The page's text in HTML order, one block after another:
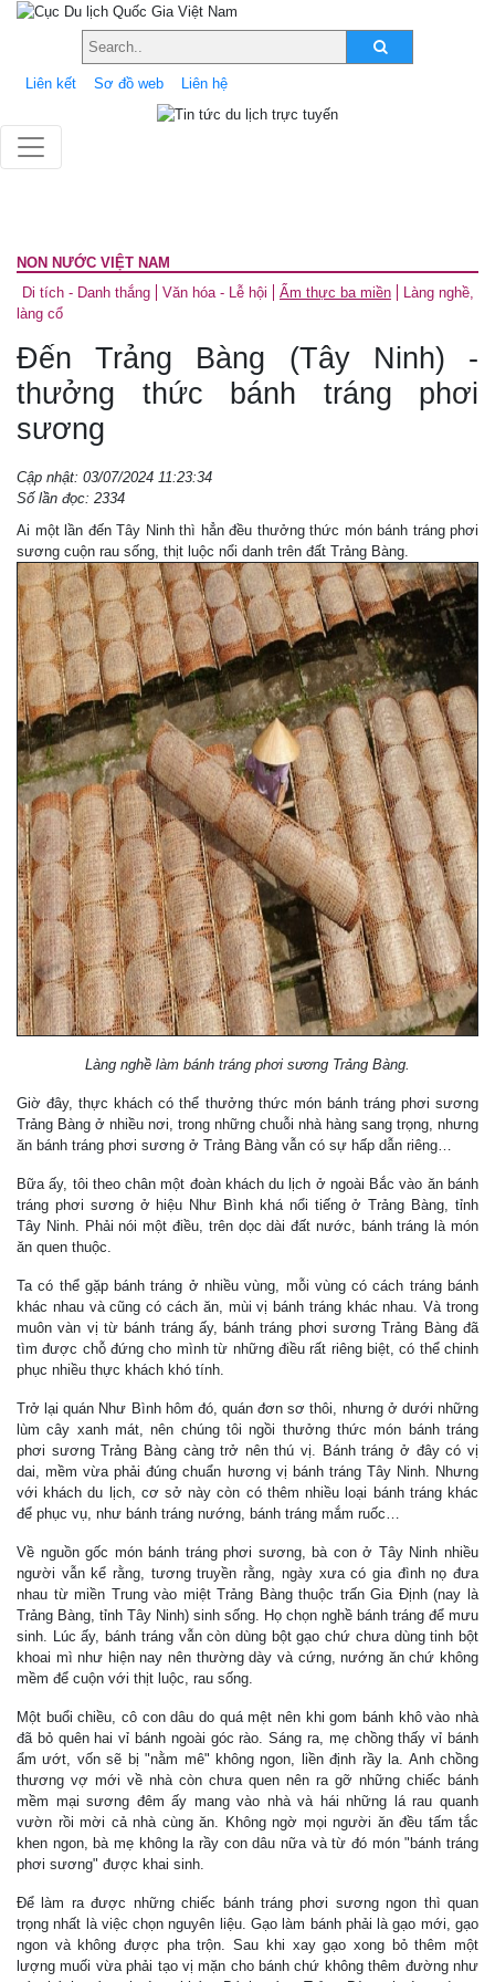
Liên kết Sơ đồ web Liên hệ
NON NƯỚC VIỆT NAM
Di tích - Danh thắng
Văn hóa - Lễ hội Ẩm thực ba miền
Làng nghề,
làng cổ
Đến Trảng Bàng (Tây Ninh) -
thưởng thức bánh tráng phơi
sương
Cập nhật: 03/07/2024 11:23:34
Số lần đọc: 2334
Ai một lần đến Tây Ninh thì hẳn đều thưởng thức món bánh tráng phơi
sương cuộn rau sống, thịt luộc nổi danh trên đất Trảng Bàng.
Làng nghề làm bánh tráng phơi sương Trảng Bàng.
Giờ đây, thực khách có thể thưởng thức món bánh tráng phơi sương
Trảng Bàng ở nhiều nơi, trong những chuỗi nhà hàng sang trọng, nhưng
ăn bánh tráng phơi sương ở Trảng Bàng vẫn có sự hấp dẫn riêng…
Bữa ấy, tôi theo chân một đoàn khách du lịch ở ngoài Bắc vào ăn bánh
tráng phơi sương ở hiệu Như Bình khá nổi tiếng ở Trảng Bàng, tỉnh
Tây Ninh. Phải nói một điều, trên dọc dài đất nước, bánh tráng là món
ăn quen thuộc.
Ta có thể gặp bánh tráng ở nhiều vùng, mỗi vùng có cách tráng bánh
khác nhau và cũng có cách ăn, mùi vị bánh tráng khác nhau. Và trong
muôn vàn vị từ bánh tráng ấy, bánh tráng phơi sương Trảng Bàng đã
tìm được chỗ đứng cho mình từ những điều rất riêng biệt, có thể chinh
phục nhiều thực khách khó tính.
Trở lại quán Như Bình hôm đó, quán đơn sơ thôi, nhưng ở dưới những
lùm cây xanh mát, nên chúng tôi ngồi thưởng thức món bánh tráng
phơi sương Trảng Bàng càng trở nên thú vị. Bánh tráng ở đây có vị
dai, mềm vừa phải đúng chuẩn hương vị bánh tráng Tây Ninh. Nhưng
với khách du lịch, cơ sở này còn có thêm nhiều loại bánh tráng khác
để phục vụ, như bánh tráng nướng, bánh tráng mắm ruốc…
Về nguồn gốc món bánh tráng phơi sương, bà con ở Tây Ninh nhiều
người vẫn kể rằng, tương truyền rằng, ngày xưa có gia đình nọ đưa
nhau từ miền Trung vào miệt Trảng Bàng thuộc trấn Gia Định (nay là
Trảng Bàng, tỉnh Tây Ninh) sinh sống. Họ chọn nghề bánh tráng để mưu
sinh. Lúc ấy, bánh tráng vẫn còn dùng bột gạo chứ chưa dùng tinh bột
khoai mì như hiện nay nên thường dày và cứng, nướng ăn chứ không
mềm để cuộn với thịt luộc, rau sống.
Một buổi chiều, cô con dâu do quá mệt nên khi gom bánh khô vào nhà
đã bỏ quên hai vỉ bánh ngoài góc rào. Sáng ra, mẹ chồng thấy vỉ bánh
ẩm ướt, vốn sẽ bị "nằm mê" không ngon, liền định rầy la. Anh chồng
thương vợ mới về nhà còn chưa quen nên ra gỡ những chiếc bánh
mềm mại sương đêm ấy mang vào nhà và hái những lá rau quanh
vườn rồi mời cả nhà cùng ăn. Không ngờ mọi người ăn đều tấm tắc
khen ngon, bà mẹ không la rầy con dâu nữa và từ đó món "bánh tráng
phơi sương" được khai sinh.
Để làm ra được những chiếc bánh tráng phơi sương ngon thì quan
trọng nhất là việc chọn nguyên liệu. Gạo làm bánh phải là gạo mới, gạo
ngon và không được pha trộn. Sau khi xay gạo xong bỏ thêm một
lượng muối vừa phải tạo vị mặn cho bánh chứ không thêm đường như